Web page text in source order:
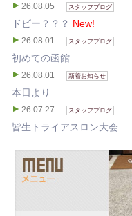
26.08.05 スタッフブログ
ドビー？？？ New!
26.08.01 スタッフブログ
初めての函館
26.08.01 新着お知らせ
本日より
26.07.27 スタッフブログ
皆生トライアスロン大会